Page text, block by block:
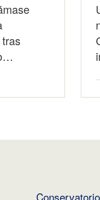
Conservatorio